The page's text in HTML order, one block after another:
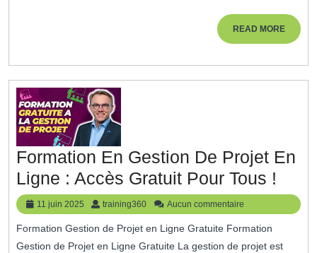
Grâce
À
READ MOREREAD
MORE
Formation En Gestion De Projet En
Ligne : Accès Gratuit Pour Tous !
En
De
11 juin 2025
11
juin
2025
training360 training360
Aucun commentaire
Formation Gestion de Projet en Ligne Gratuite Formation
Gestion de Projet en Ligne Gratuite La gestion de projet est